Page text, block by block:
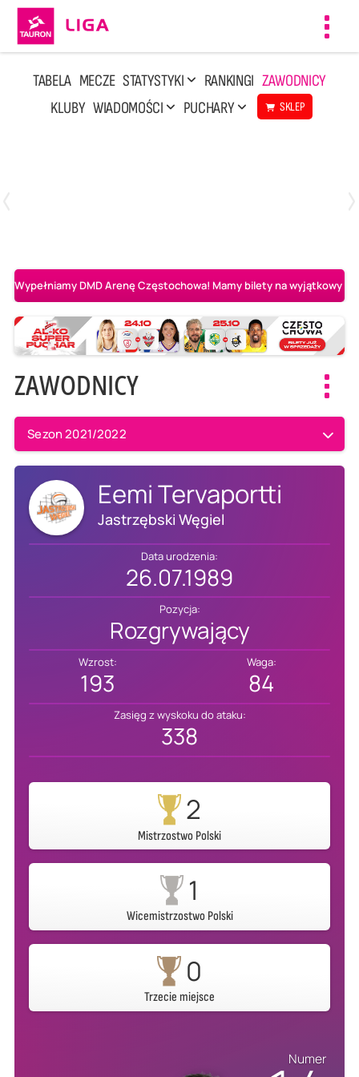
TABELA MECZE STATYSTYKI RANKINGI ZAWODNICY
KLUBY WIADOMOŚCI PUCHARY SKLEP
Wypełniamy DMD Arenę Częstochowa! Mamy bilety na wyjątkowy
ZAWODNICY
Sezon 2021/2022
Eemi Tervaportti
Jastrzębski Węgiel
Data urodzenia:
26.07.1989
Pozycja:
Rozgrywający
Wzrost:
193
Waga:
84
Zasięg z wyskoku do ataku:
338
2
Mistrzostwo Polski
1
Wicemistrzostwo Polski
0
Trzecie miejsce
Numer